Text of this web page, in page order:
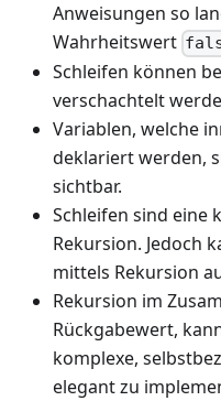
Anweisungen so
Wahrheitswert
Schleifen können
verschachtelt
Variablen, welche
deklariert werden,
sichtbar.
Schleifen sind eine
Rekursion. Jedoch
mittels Rekursion
Rekursion im
Rückgabewert,
komplexe,
elegant zu